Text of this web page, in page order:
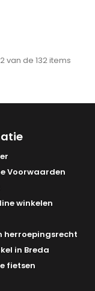
van de 132 items
Voorwaarden
winkelen
herroepingsrecht
in Breda
fietsen